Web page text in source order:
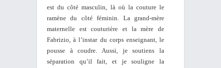
est du côté masculin, là où la couture le
ramène du côté féminin. La grand-mère
maternelle est couturière et la mère de
Fabrizio, à l’instar du corps enseignant, le
pousse à coudre. Aussi, je soutiens la
séparation qu’il fait, et je souligne la